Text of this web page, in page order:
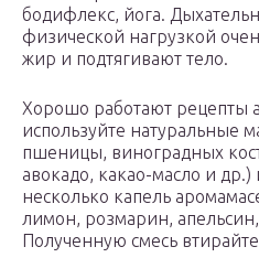
бодифлекс, йога.
физической нагрузкой
жир и подтягивают тело.
Хорошо работают рецепты
используйте натуральные
пшеницы, виноградных
авокадо, какао-масло и др.)
несколько капель
лимон, розмарин,
Полученную смесь